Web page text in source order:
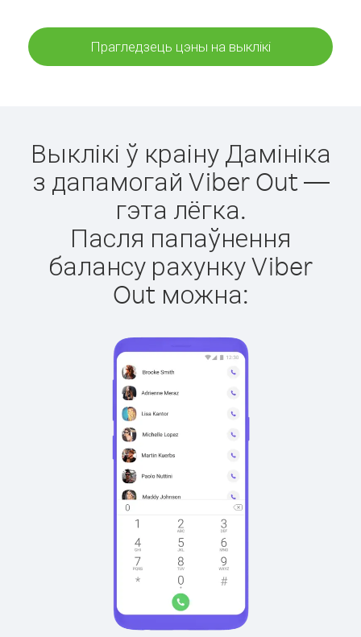
Прагледзець цэны на выклікі
Выклікі ў краіну Дамініка
з дапамогай Viber Out —
гэта лёгка.
Пасля папаўнення
балансу рахунку Viber
Out можна: